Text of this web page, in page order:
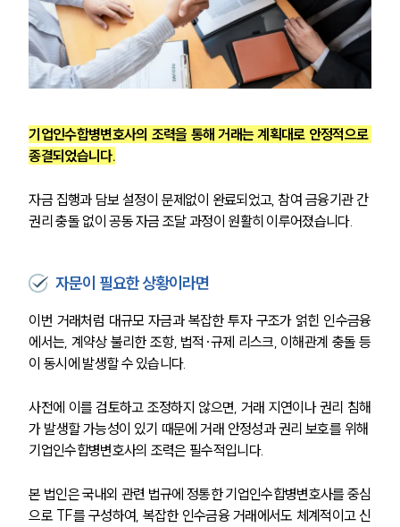
고객후기
업무분야
전체
구성원 소개
M&A전문변호사
소식/자료
언론보도
공지사항
법률 블로그
법률서식
뉴스레터/브로슈어
세미나
대륜법률상담예약
기업인수합병변호사의 조력을 통해 거래는 계획대로 안정적으로
종결되었습니다.
자금 집행과 담보 설정이 문제없이 완료되었고, 참여 금융기관 간
권리 충돌 없이 공동 자금 조달 과정이 원활히 이루어졌습니다.
자문이 필요한 상황이라면
이번 거래처럼 대규모 자금과 복잡한 투자 구조가 얽힌 인수금융
에서는, 계약상 불리한 조항, 법적·규제 리스크, 이해관계 충돌 등
이 동시에 발생할 수 있습니다.
사전에 이를 검토하고 조정하지 않으면, 거래 지연이나 권리 침해
가 발생할 가능성이 있기 때문에 거래 안정성과 권리 보호를 위해
기업인수합병변호사의 조력은 필수적입니다.
본 법인은 국내외 관련 법규에 정통한 기업인수합병변호사를 중심
으로 TF를 구성하여, 복잡한 인수금융 거래에서도 체계적이고 신